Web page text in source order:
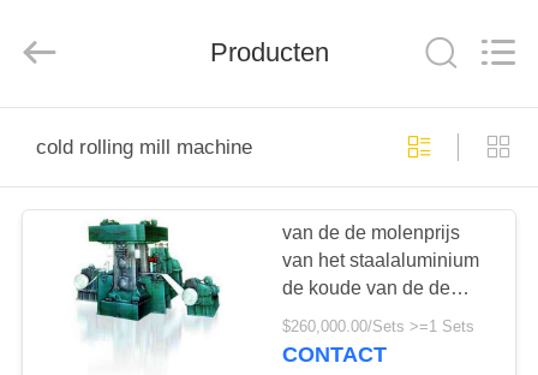
PRODUCTEN
OVER
Ltd..
Producten
cold rolling mill machine
van de de molenprijs
van het staalaluminium
de koude van de de
koudwalserijkoude
rollende machine
$260,000.00/Sets >=1 Sets
CONTACT